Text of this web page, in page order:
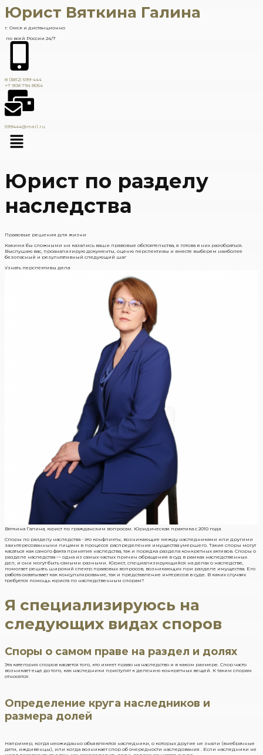
Юрист Вяткина Галина
г. Омск и дистанционно
по всей России 24/7
8 (3812) 599-444
+7 908 794 8054
599444@mail.ru
Юрист по разделу
наследства
Правовые решения для жизни
Какими бы сложными ни казались ваши правовые обстоятельства, я готова в них разобраться.
Выслушаю вас, проанализирую документы, оценю перспективы и вместе выберем наиболее
безопасный и результативный следующий шаг
Узнать перспективы дела
Вяткина Галина, юрист по гражданским вопросам. Юридическая практика с 2010 года
Споры по разделу наследства - это конфликты, возникающие между наследниками или другими
заинтересованными лицами в процессе распределения имущества умершего. Такие споры могут
касаться как самого факта принятия наследства, так и порядка раздела конкретных активов. Споры о
разделе наследства — одна из самых частых причин обращения в суд в рамках наследственных
дел, и они могут быть самыми разными. Юрист, специализирующийся на делах о наследстве,
помогает решать широкий спектр правовых вопросов, возникающих при разделе имущества. Его
работа охватывает как консультирование, так и представление интересов в суде. В каких случаях
требуется помощь юриста по наследственным спорам?
Я специализируюсь на
следующих видах споров
Споры о самом праве на раздел и долях
Эта категория споров касается того, кто имеет право на наследство и в каком размере. Спор часто
возникает еще до того, как наследники приступят к делению конкретных вещей. К таким спорам
относятся:
Определение круга наследников и
размера долей
Например, когда неожиданно объявляются наследники, о которых другие не знали (внебрачные
дети, иждивенцы), или когда возникает спор об очередности наследования . Если наследники не